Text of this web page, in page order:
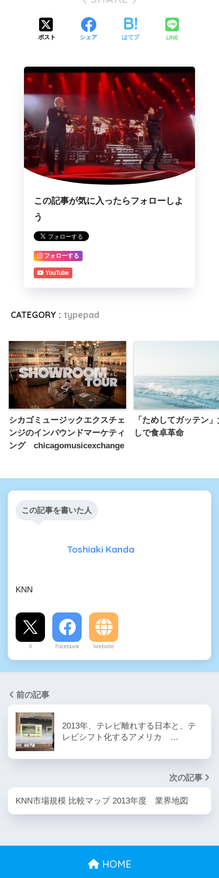
ポスト シェア はてブ LINE
この記事が気に入ったらフォローしよ
う
フォローする
YouTube
CATEGORY : typepad
シカゴミュージックエクスチェ
ンジのインバウンドマーケティ
ング chicagomusicexchange
「ためしてガッテン
しで食卓革命
この記事を書いた人
Toshiaki Kanda
KNN
X Facebook Website
前の記事
2013年、テレビ離れする日本と、テ
レビシフト化するアメリカ …
次の記事
KNN市場規模 比較マップ 2013年度 業界地図
HOME